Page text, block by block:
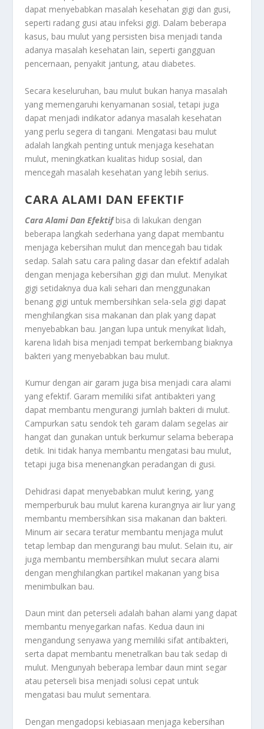
dapat menyebabkan masalah kesehatan gigi dan gusi,
seperti radang gusi atau infeksi gigi. Dalam beberapa
kasus, bau mulut yang persisten bisa menjadi tanda
adanya masalah kesehatan lain, seperti gangguan
pencernaan, penyakit jantung, atau diabetes.
Secara keseluruhan, bau mulut bukan hanya masalah
yang memengaruhi kenyamanan sosial, tetapi juga
dapat menjadi indikator adanya masalah kesehatan
yang perlu segera di tangani. Mengatasi bau mulut
adalah langkah penting untuk menjaga kesehatan
mulut, meningkatkan kualitas hidup sosial, dan
mencegah masalah kesehatan yang lebih serius.
CARA ALAMI DAN EFEKTIF
Cara Alami Dan Efektifbisa di lakukan dengan
beberapa langkah sederhana yang dapat membantu
menjaga kebersihan mulut dan mencegah bau tidak
sedap. Salah satu cara paling dasar dan efektif adalah
dengan menjaga kebersihan gigi dan mulut. Menyikat
gigi setidaknya dua kali sehari dan menggunakan
benang gigi untuk membersihkan sela-sela gigi dapat
menghilangkan sisa makanan dan plak yang dapat
menyebabkan bau. Jangan lupa untuk menyikat lidah,
karena lidah bisa menjadi tempat berkembang biaknya
bakteri yang menyebabkan bau mulut.
Kumur dengan air garam juga bisa menjadi cara alami
yang efektif. Garam memiliki sifat antibakteri yang
dapat membantu mengurangi jumlah bakteri di mulut.
Campurkan satu sendok teh garam dalam segelas air
hangat dan gunakan untuk berkumur selama beberapa
detik. Ini tidak hanya membantu mengatasi bau mulut,
tetapi juga bisa menenangkan peradangan di gusi.
Dehidrasi dapat menyebabkan mulut kering, yang
memperburuk bau mulut karena kurangnya air liur yang
membantu membersihkan sisa makanan dan bakteri.
Minum air secara teratur membantu menjaga mulut
tetap lembap dan mengurangi bau mulut. Selain itu, air
juga membantu membersihkan mulut secara alami
dengan menghilangkan partikel makanan yang bisa
menimbulkan bau.
Daun mint dan peterseli adalah bahan alami yang dapat
membantu menyegarkan nafas. Kedua daun ini
mengandung senyawa yang memiliki sifat antibakteri,
serta dapat membantu menetralkan bau tak sedap di
mulut. Mengunyah beberapa lembar daun mint segar
atau peterseli bisa menjadi solusi cepat untuk
mengatasi bau mulut sementara.
Dengan mengadopsi kebiasaan menjaga kebersihan